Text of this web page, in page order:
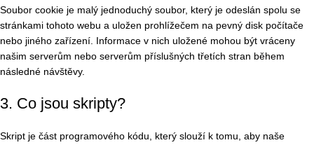
Soubor cookie je malý jednoduchý soubor, který je odeslán spolu se
stránkami tohoto webu a uložen prohlížečem na pevný disk počítače
nebo jiného zařízení. Informace v nich uložené mohou být vráceny
našim serverům nebo serverům příslušných třetích stran během
následné návštěvy.
3. Co jsou skripty?
Skript je část programového kódu, který slouží k tomu, aby naše